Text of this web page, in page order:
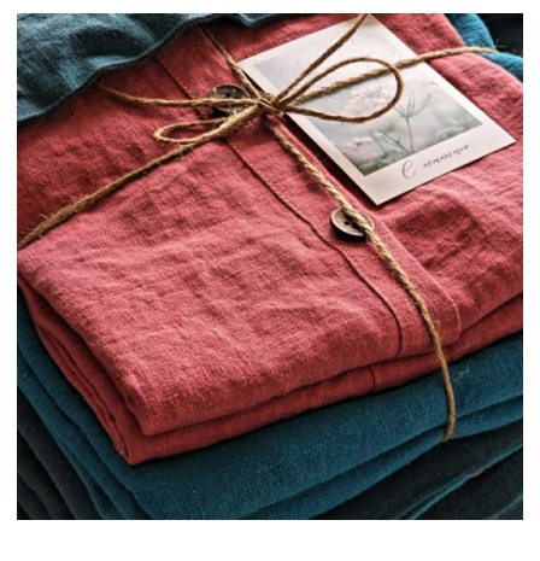
МЕНЮ
ПРОДУКЦИЯ
ГОТОВЫЕ ИЗДЕЛИЯ
СЕРТИФИКАТЫ
КОНТАКТЫ
ПУБЛИКАЦИИ
ДОСТАВКА И ОПЛАТА
КАК ЗДЕСЬ ВСЕ УСТРОЕНО
ПОСТЕЛЬНОЕ БЕЛЬЕ
ДЕТСКОЕ ПОСТЕЛЬНОЕ БЕЛЬЁ
ПЛЕДЫ И ОДЕЯЛА
ШТОРЫ
ОДЕЖДА
СТОЛОВЫЙ ТЕКСТИЛЬ
ПОДУШКИ
РУЧНАЯ ВЫШИВКА
РУШНИКИ
БАЛДАХИНЫ